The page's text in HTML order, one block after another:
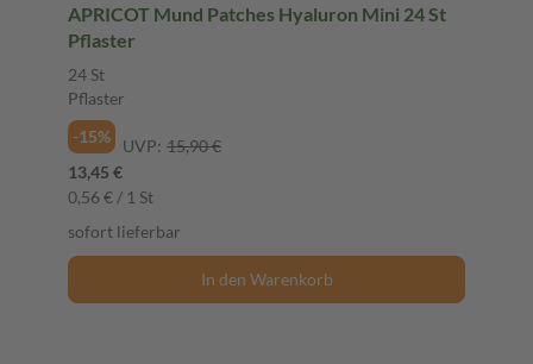
APRICOT Mund Patches Hyaluron Mini 24 St
Pflaster
24 St
Pflaster
-15%
UVP: 15,90 €
13,45 €
0,56 € / 1 St
sofort lieferbar
In den Warenkorb